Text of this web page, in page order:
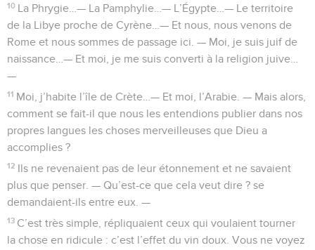
10 La Phrygie…— La Pamphylie…— L’Égypte…— Le territoire
de la Libye proche de Cyrène…— Et nous, nous venons de
Rome et nous sommes de passage ici. — Moi, je suis juif de
naissance…— Et moi, je me suis converti à la religion juive…
—
11 Moi, j’habite l’île de Crète…— Et moi, l’Arabie. — Mais alors,
comment se fait-il que nous les entendions publier dans nos
propres langues les choses merveilleuses que Dieu a
accomplies ?
12 Ils ne revenaient pas de leur étonnement et ne savaient
plus que penser. — Qu’est-ce que cela veut dire ? se
demandaient-ils entre eux. —
13 C’est très simple, répliquaient ceux qui voulaient tourner
la chose en ridicule : c’est l’effet du vin doux. Vous ne voyez